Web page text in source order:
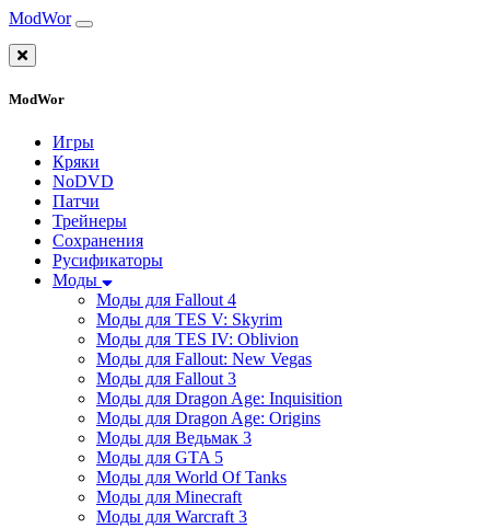
ModWor
ModWor
Игры
Кряки
NoDVD
Патчи
Трейнеры
Сохранения
Русификаторы
Моды
Моды для Fallout 4
Моды для TES V: Skyrim
Моды для TES IV: Oblivion
Моды для Fallout: New Vegas
Моды для Fallout 3
Моды для Dragon Age: Inquisition
Моды для Dragon Age: Origins
Моды для Ведьмак 3
Моды для GTA 5
Моды для World Of Tanks
Моды для Minecraft
Моды для Warcraft 3